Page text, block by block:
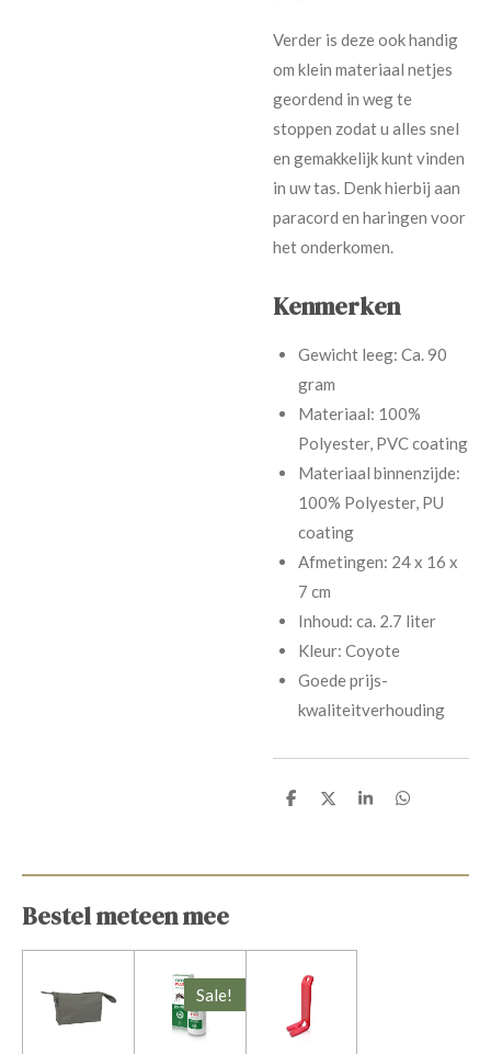
Verder is deze ook handig
om klein materiaal netjes
geordend in weg te
stoppen zodat u alles snel
en gemakkelijk kunt vinden
in uw tas. Denk hierbij aan
paracord en haringen voor
het onderkomen.
Kenmerken
Gewicht leeg: Ca. 90
gram
Materiaal: 100%
Polyester, PVC coating
Materiaal binnenzijde:
100% Polyester, PU
coating
Afmetingen: 24 x 16 x
7 cm
Inhoud: ca. 2.7 liter
Kleur: Coyote
Goede prijs-
kwaliteitverhouding
D
D
S
D
Bestel meteen mee
Sale!